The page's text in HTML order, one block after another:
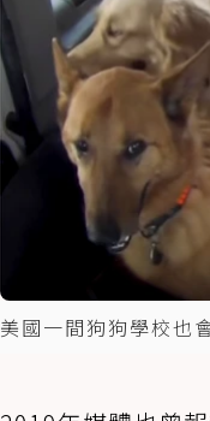
美國一間狗狗學校也